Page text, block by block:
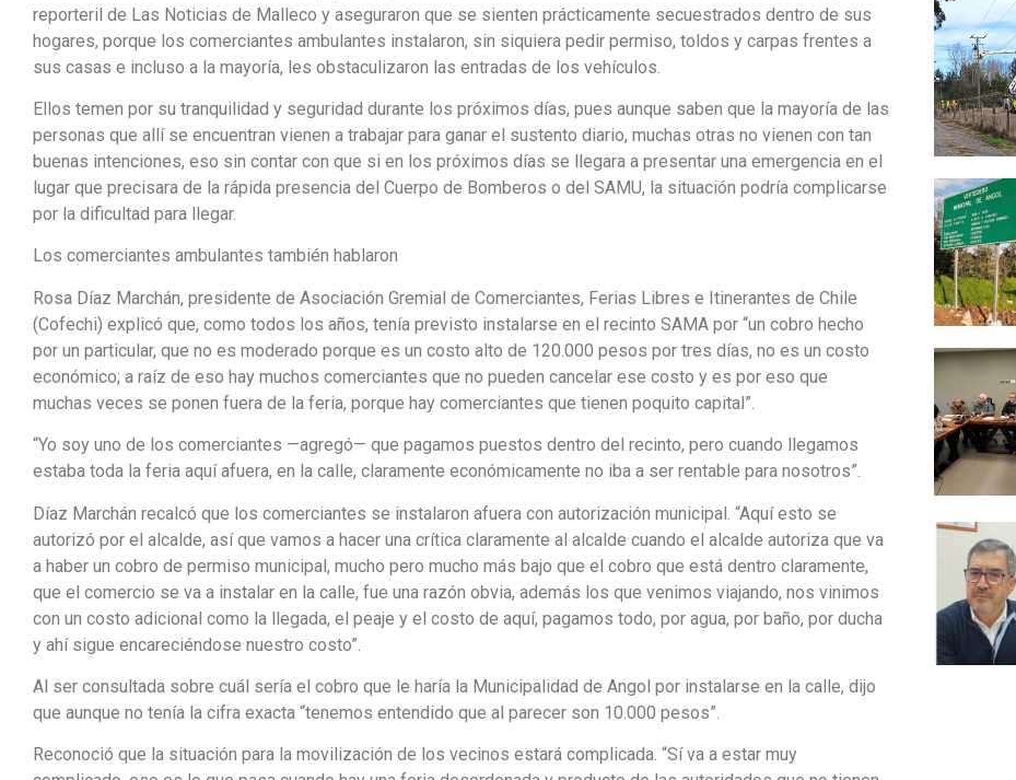
reporteril de Las Noticias de Malleco y aseguraron que se sienten prácticamente secuestrados dentro de sus
hogares, porque los comerciantes ambulantes instalaron, sin siquiera pedir permiso, toldos y carpas frentes a
sus casas e incluso a la mayoría, les obstaculizaron las entradas de los vehículos.
Ellos temen por su tranquilidad y seguridad durante los próximos días, pues aunque saben que la mayoría de las
personas que allí se encuentran vienen a trabajar para ganar el sustento diario, muchas otras no vienen con tan
buenas intenciones, eso sin contar con que si en los próximos días se llegara a presentar una emergencia en el
lugar que precisara de la rápida presencia del Cuerpo de Bomberos o del SAMU, la situación podría complicarse
por la dificultad para llegar.
Los comerciantes ambulantes también hablaron
Rosa Díaz Marchán, presidente de Asociación Gremial de Comerciantes, Ferias Libres e Itinerantes de Chile
(Cofechi) explicó que, como todos los años, tenía previsto instalarse en el recinto SAMA por “un cobro hecho
por un particular, que no es moderado porque es un costo alto de 120.000 pesos por tres días, no es un costo
económico; a raíz de eso hay muchos comerciantes que no pueden cancelar ese costo y es por eso que
muchas veces se ponen fuera de la feria, porque hay comerciantes que tienen poquito capital”.
“Yo soy uno de los comerciantes —agregó— que pagamos puestos dentro del recinto, pero cuando llegamos
estaba toda la feria aquí afuera, en la calle, claramente económicamente no iba a ser rentable para nosotros”.
Díaz Marchán recalcó que los comerciantes se instalaron afuera con autorización municipal. “Aquí esto se
autorizó por el alcalde, así que vamos a hacer una crítica claramente al alcalde cuando el alcalde autoriza que va
a haber un cobro de permiso municipal, mucho pero mucho más bajo que el cobro que está dentro claramente,
que el comercio se va a instalar en la calle, fue una razón obvia, además los que venimos viajando, nos vinimos
con un costo adicional como la llegada, el peaje y el costo de aquí, pagamos todo, por agua, por baño, por ducha
y ahí sigue encareciéndose nuestro costo”.
Al ser consultada sobre cuál sería el cobro que le haría la Municipalidad de Angol por instalarse en la calle, dijo
que aunque no tenía la cifra exacta “tenemos entendido que al parecer son 10.000 pesos”.
Reconoció que la situación para la movilización de los vecinos estará complicada. “Sí va a estar muy